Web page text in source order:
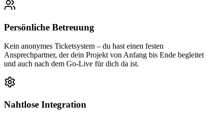
Persönliche Betreuung
Kein anonymes Ticketsystem – du hast einen festen
Ansprechpartner, der dein Projekt von Anfang bis Ende begleitet
und auch nach dem Go-Live für dich da ist.
Nahtlose Integration